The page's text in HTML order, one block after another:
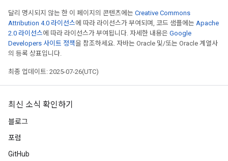
달리 명시되지 않는 한 이 페이지의 콘텐츠에는 Creative Commons
Attribution 4.0 라이선스에 따라 라이선스가 부여되며, 코드 샘플에는 Apache
2.0 라이선스에 따라 라이선스가 부여됩니다. 자세한 내용은 Google
Developers 사이트 정책을 참조하세요. 자바는 Oracle 및/또는 Oracle 계열사
의 등록 상표입니다.
최종 업데이트: 2025-07-26(UTC)
최신 소식 확인하기
블로그
포럼
GitHub